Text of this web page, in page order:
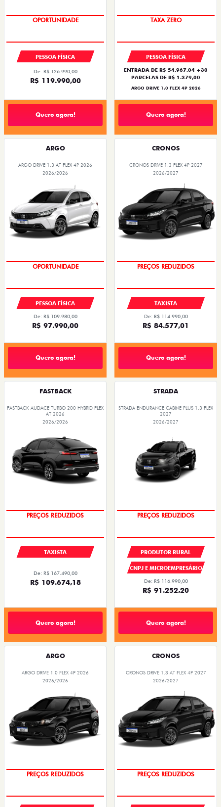
EMPLACAMENTO GRÁTIS
PESSOA FÍSICA
De: R$ 126.990,00
R$ 119.990,00
Quero agora!
SAIA DE FIAT 0KM
PESSOA FÍSICA
ENTRADA DE R$ 54.967,04 +30
PARCELAS DE R$ 1.379,00
ARGO DRIVE 1.0 FLEX 4P 2026
Quero agora!
ARGO
ARGO DRIVE 1.3 AT FLEX 4P 2026
2026/2026
EMPLACAMENTO GRÁTIS
PESSOA FÍSICA
De: R$ 109.980,00
R$ 97.990,00
Quero agora!
CRONOS
CRONOS DRIVE 1.3 FLEX 4P 2027
2026/2027
OPORTUNIDADE
TAXISTA
De: R$ 114.990,00
R$ 84.577,01
Quero agora!
FASTBACK
FASTBACK AUDACE TURBO 200 HYBRID FLEX
AT 2026
2026/2026
OPORTUNIDADE
TAXISTA
De: R$ 167.490,00
R$ 109.674,18
Quero agora!
STRADA
STRADA ENDURANCE CABINE PLUS 1.3 FLEX
2027
2026/2027
OPORTUNIDADE
PRODUTOR RURAL
CNPJ E MICROEMPRESÁRIO
De: R$ 116.990,00
R$ 91.252,20
Quero agora!
ARGO
ARGO DRIVE 1.0 FLEX 4P 2026
2026/2026
OPORTUNIDADE
CRONOS
CRONOS DRIVE 1.3 AT FLEX 4P 2027
2026/2027
OPORTUNIDADE